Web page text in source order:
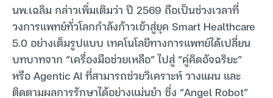
นพ.เฉลิม กล่าวเพิ่มเติมว่า ปี 2569 ถือเป็นช่วงเวลาที่
วงการแพทย์ทั่วโลกกำลังก้าวเข้าสู่ยุค Smart Healthcare
5.0 อย่างเต็มรูปแบบ เทคโนโลยีทางการแพทย์ได้เปลี่ยน
บทบาทจาก “เครื่องมือช่วยเหลือ” ไปสู่ “คู่คิดอัจฉริยะ”
หรือ Agentic AI ที่สามารถช่วยวิเคราะห์ วางแผน และ
ติดตามผลการรักษาได้อย่างแม่นยำ ซึ่ง “Angel Robot”